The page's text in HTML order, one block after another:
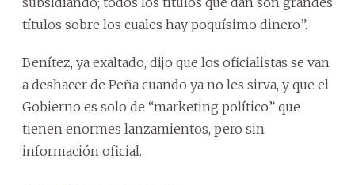
títulos sobre los cuales hay poquísimo dinero”.
Benítez, ya exaltado, dijo que los oficialistas se van
a deshacer de Peña cuando ya no les sirva, y que el
Gobierno es solo de “marketing político” que
tienen enormes lanzamientos, pero sin
información oficial.